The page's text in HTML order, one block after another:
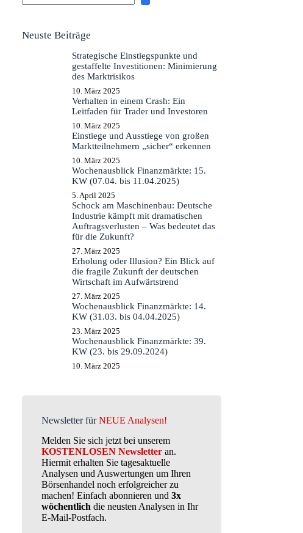
Neuste Beiträge
Strategische Einstiegspunkte und
gestaffelte Investitionen: Minimierung
des Marktrisikos
10. März 2025
Verhalten in einem Crash: Ein
Leitfaden für Trader und Investoren
10. März 2025
Einstiege und Ausstiege von großen
Marktteilnehmern „sicher“ erkennen
10. März 2025
Wochenausblick Finanzmärkte: 15.
KW (07.04. bis 11.04.2025)
5. April 2025
Schock am Maschinenbau: Deutsche
Industrie kämpft mit dramatischen
Auftragsverlusten – Was bedeutet das
für die Zukunft?
27. März 2025
Erholung oder Illusion? Ein Blick auf
die fragile Zukunft der deutschen
Wirtschaft im Aufwärtstrend
27. März 2025
Wochenausblick Finanzmärkte: 14.
KW (31.03. bis 04.04.2025)
23. März 2025
Wochenausblick Finanzmärkte: 39.
KW (23. bis 29.09.2024)
10. März 2025
Newsletter fürNEUE Analysen!
Melden Sie sich jetzt bei unserem
KOSTENLOSEN Newsletter an.
Hiermit erhalten Sie tagesaktuelle
Analysen und Auswertungen um Ihren
Börsenhandel noch erfolgreicher zu
machen! Einfach abonnieren und3x
wöchentlich die neusten Analysen in Ihr
E-Mail-Postfach.